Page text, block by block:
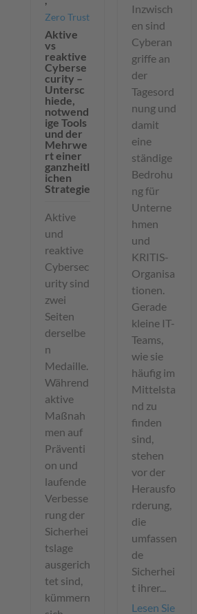
Zero Trust
Aktive
vs
reaktive
Cyberse
curity –
Untersc
hiede,
notwend
ige Tools
und der
Mehrwe
rt einer
ganzheitl
ichen
Strategie
Aktive
und
reaktive
Cybersec
urity sind
zwei
Seiten
derselbe
n
Medaille.
Während
aktive
Maßnah
men auf
Präventi
on und
laufende
Verbesse
rung der
Sicherhei
tslage
ausgerich
tet sind,
kümmern
Inzwisch
en sind
Cyberan
griffe an
der
Tagesord
nung und
damit
eine
ständige
Bedrohu
ng für
Unterne
hmen
und
KRITIS-
Organisa
tionen.
Gerade
kleine IT-
Teams,
wie sie
häufig im
Mittelsta
nd zu
finden
sind,
stehen
vor der
Herausfo
rderung,
die
umfassen
de
Sicherhei
t ihrer...
Lesen Sie